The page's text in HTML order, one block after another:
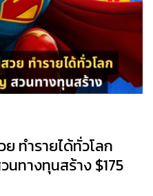
ย ทำรายได้ทั่วโลก
ทางทุนสร้าง $175